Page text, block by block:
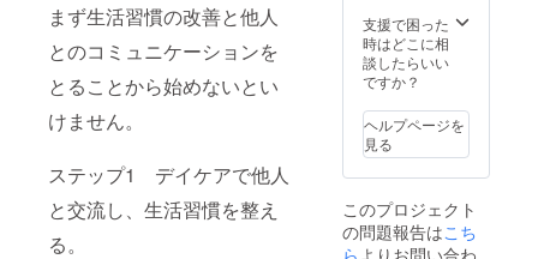
まず生活習慣の改善と他人
とのコミュニケーションを
とることから始めないとい
けません。
ステップ1 デイケアで他人
と交流し、生活習慣を整え
る。
支援で困った
時はどこに相
談したらいい
ですか？
ヘルプページを
見る
このプロジェクト
の問題報告はこち